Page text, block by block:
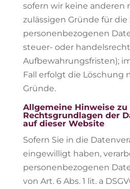
sofern wir keine anderen
zulässigen Gründe für
personenbezogenen
steuer- oder
Aufbewahrungsfristen);
Fall erfolgt die Löschung
Gründe.
Allgemeine Hinweise zu
Rechtsgrundlagen der
auf dieser Website
Sofern Sie in die
eingewilligt haben,
personenbezogenen
von Art. 6 Abs. 1 lit. a